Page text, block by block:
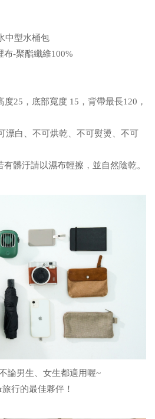
中型水桶包
布-聚酯纖維100%
25，底部寬度 15，背帶最長120，
漂白、不可烘乾、不可熨燙、不可
請以濕布輕擦，並自然陰乾。
論男生、女生都適用喔~
旅行的最佳夥伴！